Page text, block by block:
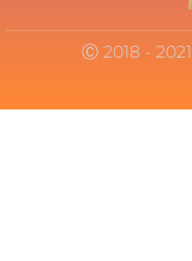
Ⓒ 2018 -